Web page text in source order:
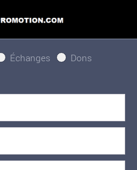
Échanges
Dons